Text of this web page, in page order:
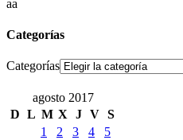
aa
Categorías
Categorías
agosto 2017
D L M X J V S
1
2 3 4
5